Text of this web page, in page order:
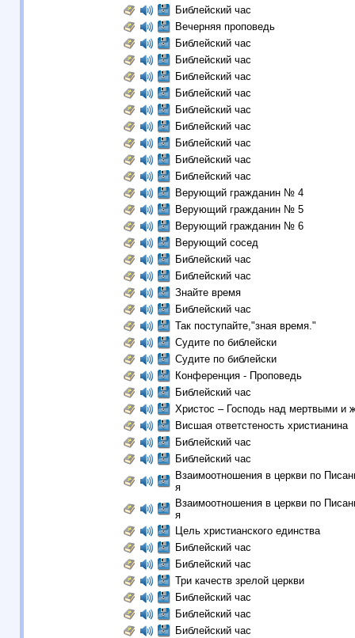
Библейский час
Вечерняя проповедь
Библейский час
Библейский час
Библейский час
Библейский час
Библейский час
Библейский час
Библейский час
Библейский час
Библейский час
Верующий гражданин № 4
Верующий гражданин № 5
Верующий гражданин № 6
Верующий сосед
Библейский час
Библейский час
Знайте время
Библейский час
Так поступайте,"зная время."
Судите по библейски
Судите по библейски
Конференция - Проповедь
Библейский час
Христос – Господь над мертвыми и
Висшая ответстеность христианина
Библейский час
Библейский час
Взаимоотношения в церкви по
я
Взаимоотношения в церкви по
я
Цель христианского единства
Библейский час
Библейский час
Три качеств зрелой церкви
Библейский час
Библейский час
Библейский час